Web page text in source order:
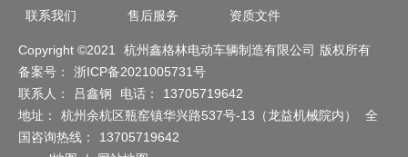
联系我们 售后服务 资质文件
Copyright ©2021 杭州鑫格林电动车辆制造有限公司
版权所有
备案号：
浙ICP备2021005731号
联系人：
吕鑫钢 电话：
13705719642
地址：
杭州余杭区瓶窑镇华兴路537号-13（龙益机械院内）
全
国咨询热线：
13705719642